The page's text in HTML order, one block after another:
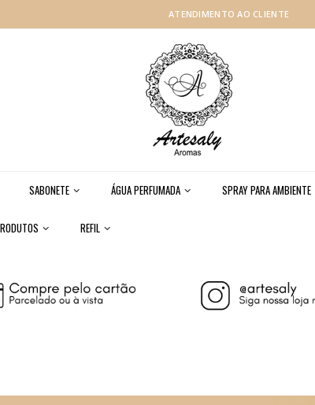
ATENDIMENTO AO CLIENTE
SABONETE ÁGUA PERFUMADA SPRAY PARA AMBIENTE
REFIL